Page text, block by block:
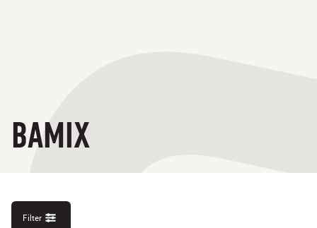
BAMIX
Filter